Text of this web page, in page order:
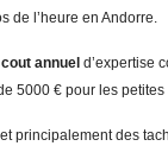
de l’heure en Andorre.
cout annuel d’expertise
5000 € pour les
principalement des